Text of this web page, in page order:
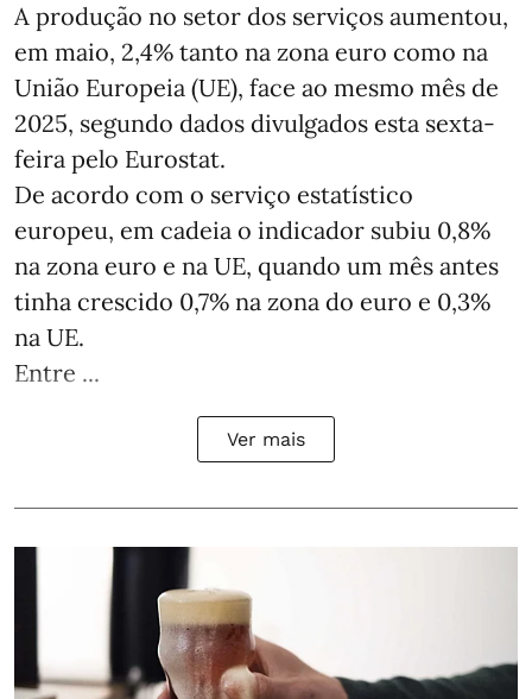
A produção no setor dos serviços aumentou,
em maio, 2,4% tanto na zona euro como na
União Europeia (UE), face ao mesmo mês de
2025, segundo dados divulgados esta sexta-
feira pelo Eurostat.
De acordo com o serviço estatístico
europeu, em cadeia o indicador subiu 0,8%
na zona euro e na UE, quando um mês antes
tinha crescido 0,7% na zona do euro e 0,3%
na UE.
Entre ...
Ver mais